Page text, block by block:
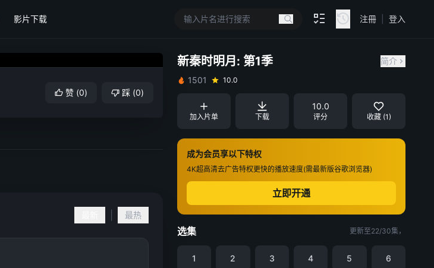
影片下载 注冊 登入
赞 (0) 踩 (0)
新秦时明月: 第1季
简介
1501
10.0
加入片单 下载
10.0
评分 收藏 (1)
成为会员享以下特权
4K超高清去广告特权更快的播放速度(需最新版谷歌浏览器)
立即开通
选集 更新至22/30集，
1 2 3 4 5 6
最热